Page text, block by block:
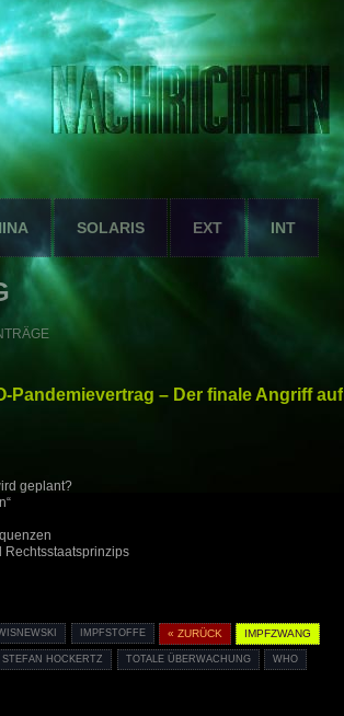
SOLARIS EXT INT
Pandemievertrag – Der finale Angriff auf
geplant?
Rechtsstaatsprinzips
IMPFSTOFFE « ZURÜCK IMPFZWANG
STEFAN HOCKERTZ TOTALE ÜBERWACHUNG WHO